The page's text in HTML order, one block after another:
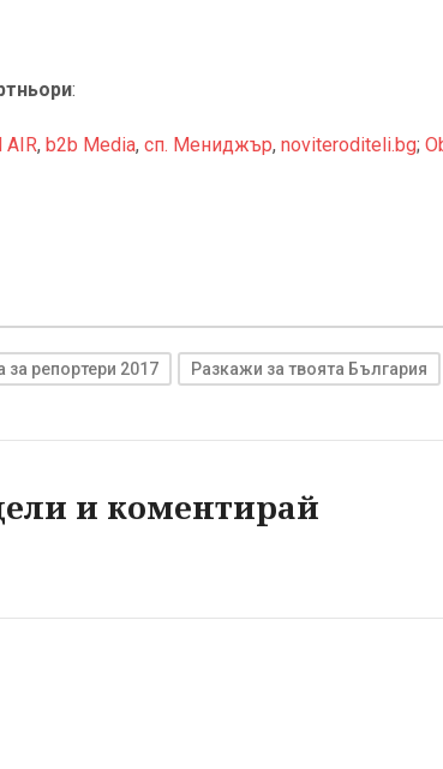
:
AIR, b2b Мedia, сп. Мениджър, noviteroditeli.bg;
за репортери 2017 Разкажи за твоята България
и коментирай